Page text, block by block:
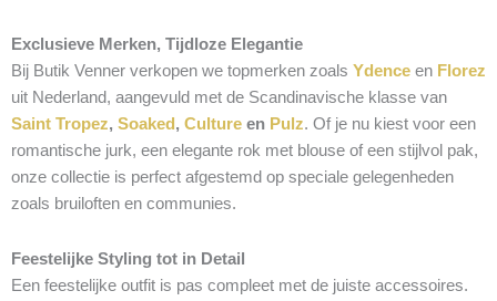
Exclusieve Merken, Tijdloze Elegantie
Bij Butik Venner verkopen we topmerken zoals Ydence en Florez
uit Nederland, aangevuld met de Scandinavische klasse van
Saint Tropez, Soaked , Culture en Pulz. Of je nu kiest voor een
romantische jurk, een elegante rok met blouse of een stijlvol pak,
onze collectie is perfect afgestemd op speciale gelegenheden
zoals bruiloften en communies.
Feestelijke Styling tot in Detail
Een feestelijke outfit is pas compleet met de juiste accessoires.